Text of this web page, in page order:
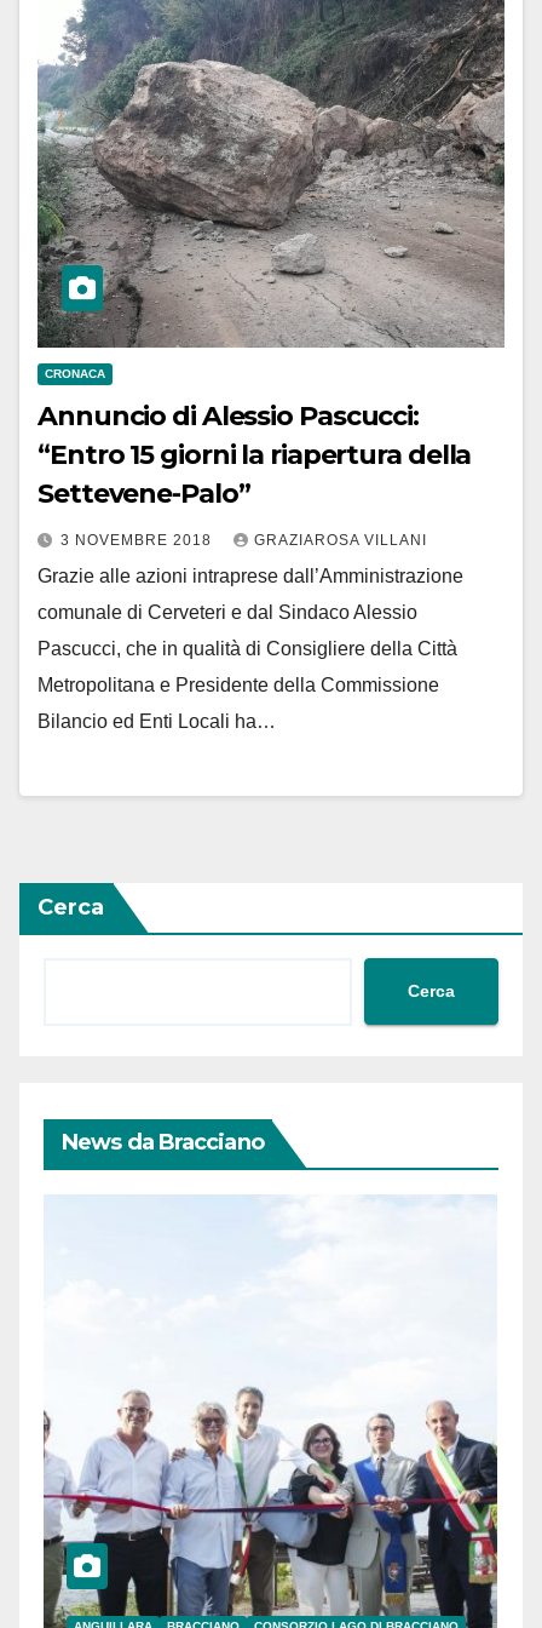
CRONACA
Annuncio di Alessio Pascucci:
“Entro 15 giorni la riapertura della
Settevene-Palo”
3 NOVEMBRE 2018 GRAZIAROSA VILLANI
Grazie alle azioni intraprese dall’Amministrazione
comunale di Cerveteri e dal Sindaco Alessio
Pascucci, che in qualità di Consigliere della Città
Metropolitana e Presidente della Commissione
Bilancio ed Enti Locali ha…
Cerca
Cerca
News da Bracciano